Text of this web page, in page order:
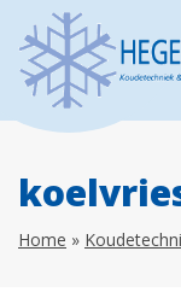
Home »